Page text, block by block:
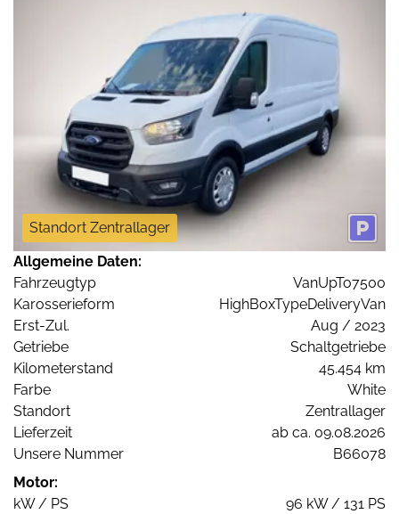
Standort Zentrallager
Allgemeine Daten:
Fahrzeugtyp
VanUpTo7500
Karosserieform
HighBoxTypeDeliveryVan
Erst-Zul.
Aug / 2023
Getriebe
Schaltgetriebe
Kilometerstand
45.454 km
Farbe
White
Standort
Zentrallager
Lieferzeit
ab ca. 09.08.2026
Unsere Nummer
B66078
Motor:
kW / PS
96 kW / 131 PS